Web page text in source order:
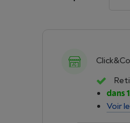
dans
Voir